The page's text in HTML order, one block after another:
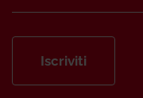
Iscriviti